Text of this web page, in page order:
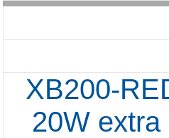
XB200-
20W